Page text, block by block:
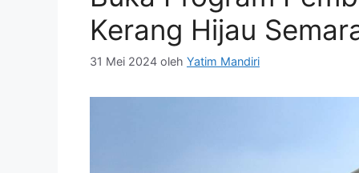
Kerang Hijau
31 Mei 2024 oleh Yatim Mandiri